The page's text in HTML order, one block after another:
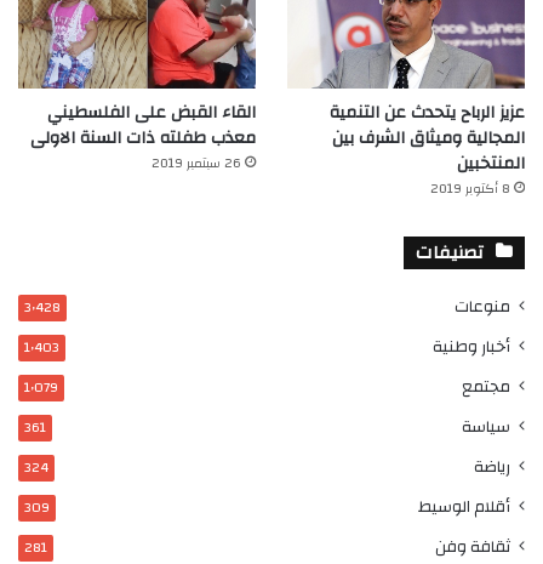
عزيز الرباح يتحدث عن التنمية
المجالية وميثاق الشرف بين
المنتخبين
8 أكتوبر 2019
القاء القبض على الفلسطيني
معذب طفلته ذات السنة الاولى
26 سبتمبر 2019
تصنيفات
منوعات 3٬428
أخبار وطنية 1٬403
مجتمع 1٬079
سياسة 361
رياضة 324
أقلام الوسيط 309
ثقافة وفن 281